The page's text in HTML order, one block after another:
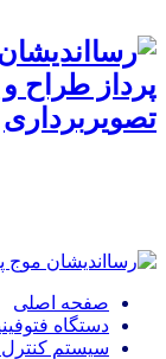
پرداز طراح
تصویربرداری
صفحه اصلی
دستگاه
سیستم کنترل